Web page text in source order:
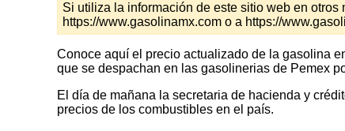
Si utiliza la información de este sitio web en
https://www.gasolinamx.com o a https://
Conoce aquí el precio actualizado de la gasolina
que se despachan en las gasolinerias de Pemex
El día de mañana la secretaria de hacienda y
precios de los combustibles en el país.